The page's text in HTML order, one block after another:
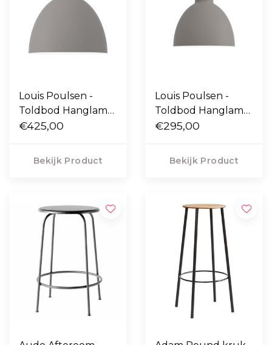
Louis Poulsen -
Toldbod Hanglamp
250 Light Grey
€425,00
Bekijk Product
Louis Poulsen -
Toldbod Hanglamp
120 Light Grey
€295,00
Bekijk Product